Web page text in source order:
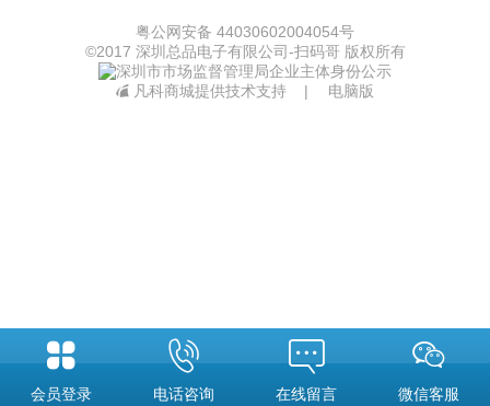
粤公网安备 44030602004054号
©2017 深圳总品电子有限公司-扫码哥 版权所有
凡科商城提供技术支持 | 电脑版
会员登录 电话咨询 在线留言 微信客服